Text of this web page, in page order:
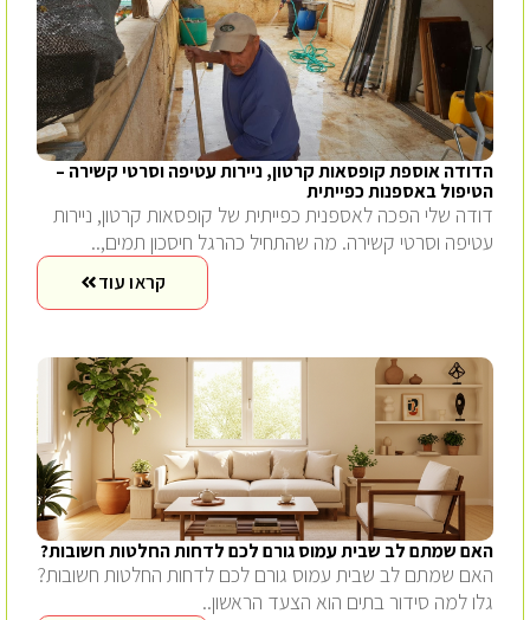
הדודה אוספת קופסאות קרטון, ניירות עטיפה וסרטי קשירה –
הטיפול באספנות כפייתית
דודה שלי הפכה לאספנית כפייתית של קופסאות קרטון, ניירות
עטיפה וסרטי קשירה. מה שהתחיל כהרגל חיסכון תמים,..
קראו עוד
האם שמתם לב שבית עמוס גורם לכם לדחות החלטות חשובות?
האם שמתם לב שבית עמוס גורם לכם לדחות החלטות חשובות?
גלו למה סידור בתים הוא הצעד הראשון..